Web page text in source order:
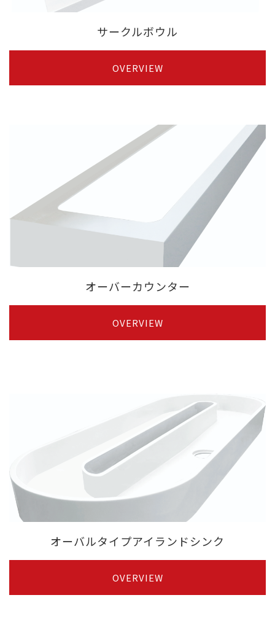
サークルボウル
OVERVIEW
オーバーカウンター
OVERVIEW
オーバルタイプアイランドシンク
OVERVIEW